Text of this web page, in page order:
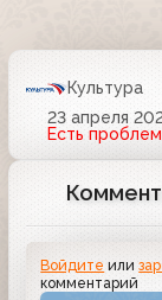
Культура
23 апреля
Есть
Войдите или
комментарий